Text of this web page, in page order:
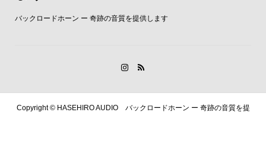
バックロードホーン ー 奇跡の音質を提供します
Copyright ©HASEHIRO AUDIO バックロードホーン ー 奇跡の音質を提